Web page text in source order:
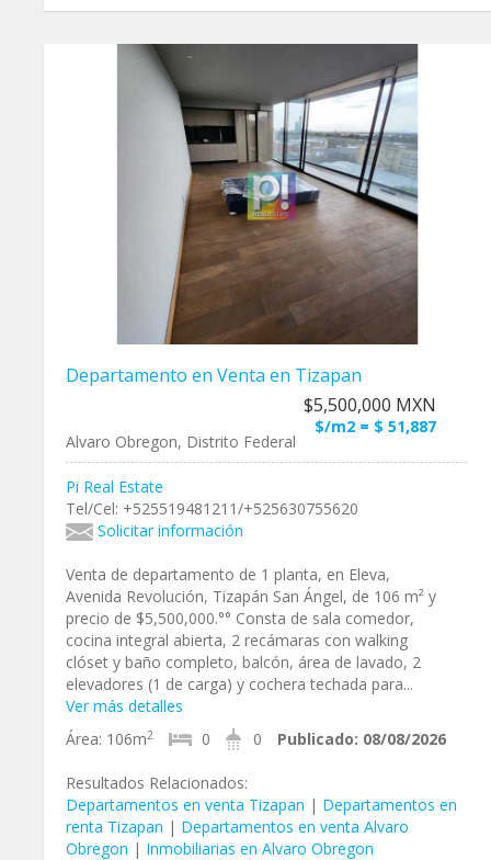
Departamento en Venta en Tizapan
$5,500,000 MXN
$/m2 = $ 51,887
Alvaro Obregon, Distrito Federal
Pi Real Estate
Tel/Cel: +525519481211/+525630755620
Solicitar información
Venta de departamento de 1 planta, en Eleva,
Avenida Revolución, Tizapán San Ángel, de 106 m² y
precio de $5,500,000.°° Consta de sala comedor,
cocina integral abierta, 2 recámaras con walking
clóset y baño completo, balcón, área de lavado, 2
elevadores (1 de carga) y cochera techada para...
Ver más detalles
Área: 106m2 0 0 Publicado: 08/08/2026
Resultados Relacionados:
Departamentos en venta Tizapan | Departamentos en
renta Tizapan | Departamentos en venta Alvaro
Obregon | Inmobiliarias en Alvaro Obregon